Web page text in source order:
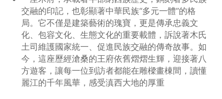
交融的印記，也彰顯著中華民族“多元一體”的格
局。它不僅是建築藝術的瑰寶，更是傳承忠義文
化、包容文化、生態文化的重要載體，訴說著木氏
土司維護國家統一、促進民族交融的傳奇故事。如
今，這座歷經滄桑的王府依舊熠熠生輝，迎接著八
方遊客，讓每一位到訪者都能在雕樑畫棟間，讀懂
麗江的千年風華，感受滇西大地的厚重